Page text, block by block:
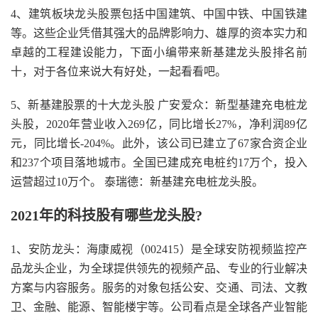
4、建筑板块龙头股票包括中国建筑、中国中铁、中国铁建
等。这些企业凭借其强大的品牌影响力、雄厚的资本实力和
卓越的工程建设能力，下面小编带来新基建龙头股排名前
十，对于各位来说大有好处，一起看看吧。
5、新基建股票的十大龙头股 广安爱众：新型基建充电桩龙
头股，2020年营业收入269亿，同比增长27%，净利润89亿
元，同比增长-204%。此外，该公司已建立了67家合资企业
和237个项目落地城市。全国已建成充电桩约17万个，投入
运营超过10万个。 泰瑞德：新基建充电桩龙头股。
2021年的科技股有哪些龙头股?
1、安防龙头：海康威视（002415）是全球安防视频监控产
品龙头企业，为全球提供领先的视频产品、专业的行业解决
方案与内容服务。服务的对象包括公安、交通、司法、文教
卫、金融、能源、智能楼宇等。公司看点是全球各产业智能